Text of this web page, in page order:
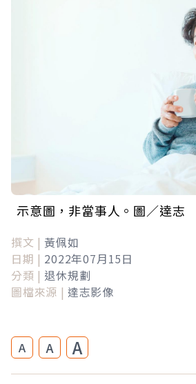
示意圖，非當事人。圖／達志
撰文 | 黃佩如
日期 | 2022年07月15日
分類 | 退休規劃
圖檔來源 | 達志影像
A A A